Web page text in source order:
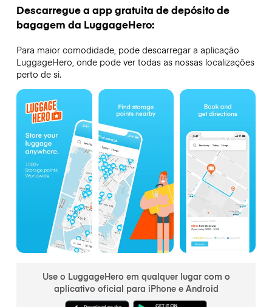
Descarregue a app gratuita de depósito de
bagagem da LuggageHero:
Para maior comodidade, pode descarregar a aplicação
LuggageHero, onde pode ver todas as nossas localizações
perto de si.
Use o LuggageHero em qualquer lugar com o
aplicativo oficial para iPhone e Android